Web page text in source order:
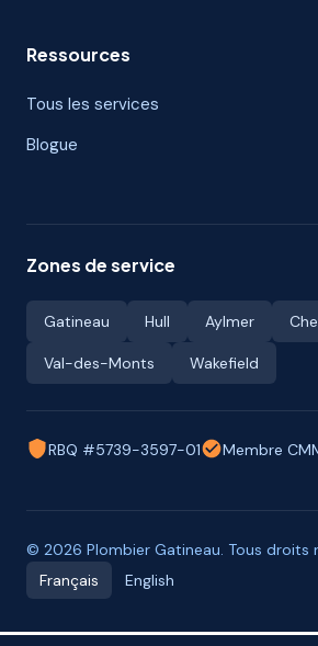
Ressources
Tous les services
Blogue
Zones de service
Gatineau Hull Aylmer
Val-des-Monts Wakefield
RBQ #5739-3597-01 Membre
© 2026 Plombier Gatineau. Tous droits
Français
English